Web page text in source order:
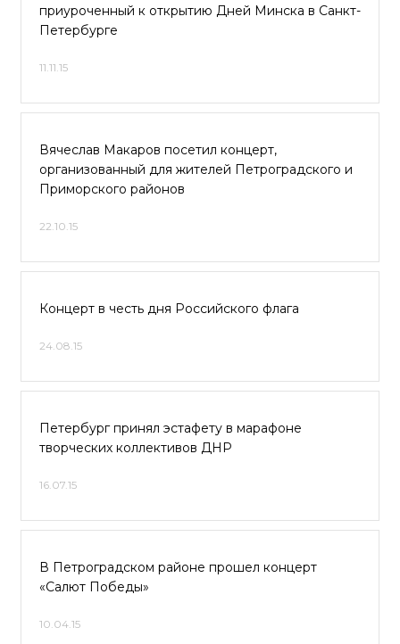
приуроченный к открытию Дней Минска в Санкт-
Петербурге
11.11.15
Вячеслав Макаров посетил концерт,
организованный для жителей Петроградского и
Приморского районов
22.10.15
Концерт в честь дня Российского флага
24.08.15
Петербург принял эстафету в марафоне
творческих коллективов ДНР
16.07.15
В Петроградском районе прошел концерт
«Салют Победы»
10.04.15